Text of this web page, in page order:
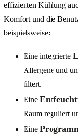
effizienten Kühlung
Komfort und die
beispielsweise:
Eine integrierte
Allergene und
filtert.
Eine
Raum reguliert
Eine